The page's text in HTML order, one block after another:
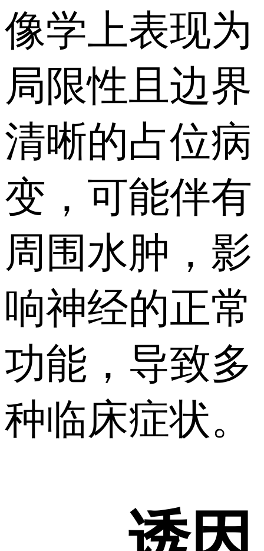
像学上表现为
局限性且边界
清晰的占位病
变，可能伴有
周围水肿，影
响神经的正常
功能，导致多
种临床症状。